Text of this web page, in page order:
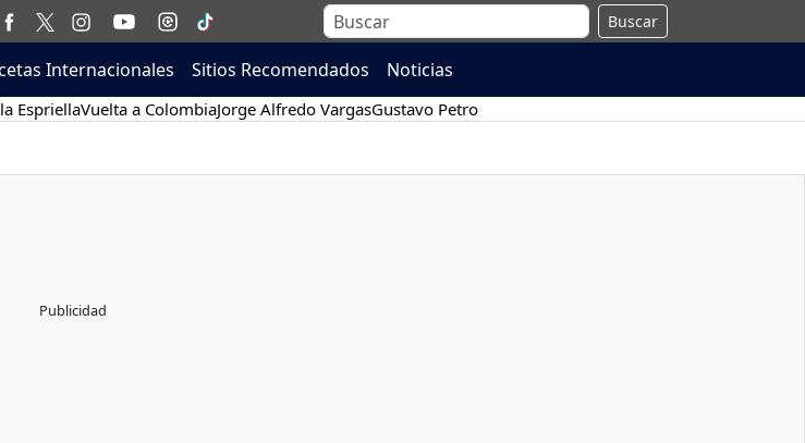
Buscar
Internacionales Sitios Recomendados Noticias
EspriellaVuelta a ColombiaJorge Alfredo VargasGustavo Petro